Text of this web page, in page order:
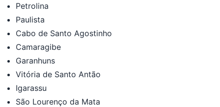
Petrolina
Paulista
Cabo de Santo Agostinho
Camaragibe
Garanhuns
Vitória de Santo Antão
Igarassu
São Lourenço da Mata